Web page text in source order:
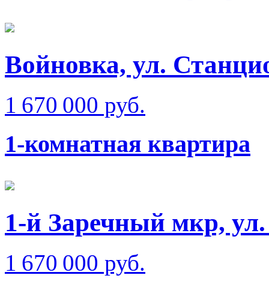
Войновка, ул.
1 670 000 руб.
1-комнатная квартира
1-й Заречный мкр, ул.
1 670 000 руб.